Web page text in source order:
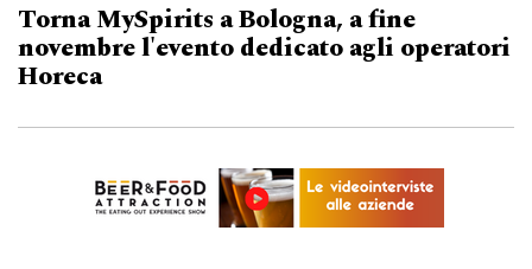
Torna MySpirits a Bologna, a fine
novembre l'evento dedicato agli operatori
Horeca